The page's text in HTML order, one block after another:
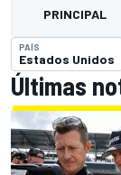
PRINCIPAL
PAÍS
Estados Unidos
Últimas